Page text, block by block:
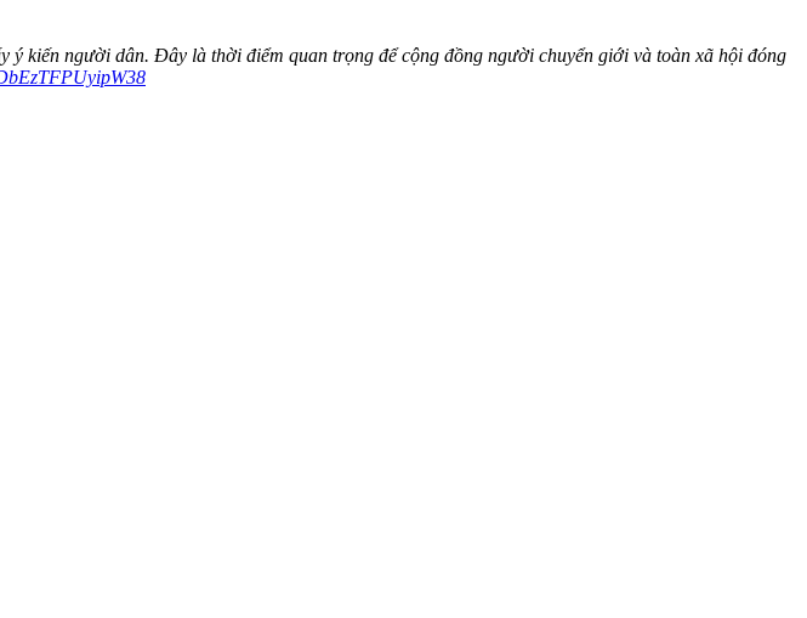
kiến người dân. Đây là thời điểm quan trọng để cộng đồng người chuyển giới và toàn xã hội đóng